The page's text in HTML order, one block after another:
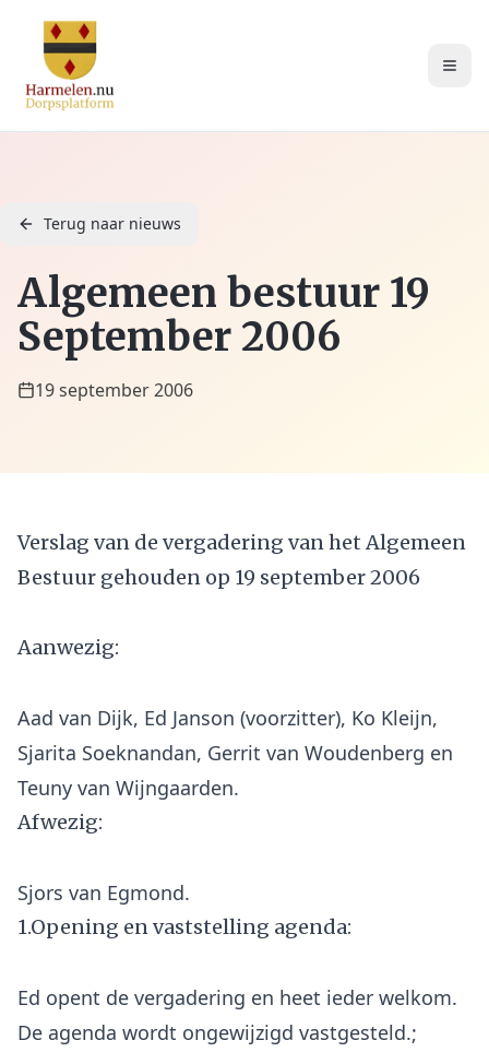
Terug naar nieuws
Algemeen bestuur 19
September 2006
19 september 2006
Verslag van de vergadering van het Algemeen
Bestuur gehouden op 19 september 2006
Aanwezig:
Aad van Dijk, Ed Janson (voorzitter), Ko Kleijn,
Sjarita Soeknandan, Gerrit van Woudenberg en
Afwezig:
1.Opening en vaststelling agenda:
Ed opent de vergadering en heet ieder welkom.